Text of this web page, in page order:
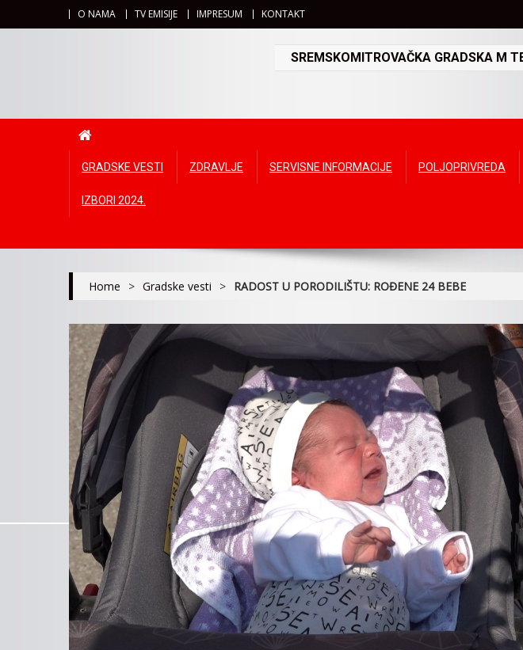
O NAMA TV EMISIJE IMPRESUM KONTAKT
SREMSKOMITROVAČKA GRADSKA M
GRADSKE VESTI ZDRAVLJE SERVISNE INFORMACIJE POLJOPRIVREDA
IZBORI 2024.
Home > Gradske vesti > RADOST U PORODILIŠTU: ROĐENE 24 BEBE